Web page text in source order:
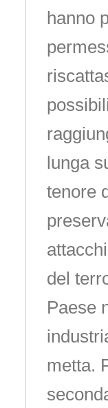
hanno
lunga
tenore
del
Paese
metta.